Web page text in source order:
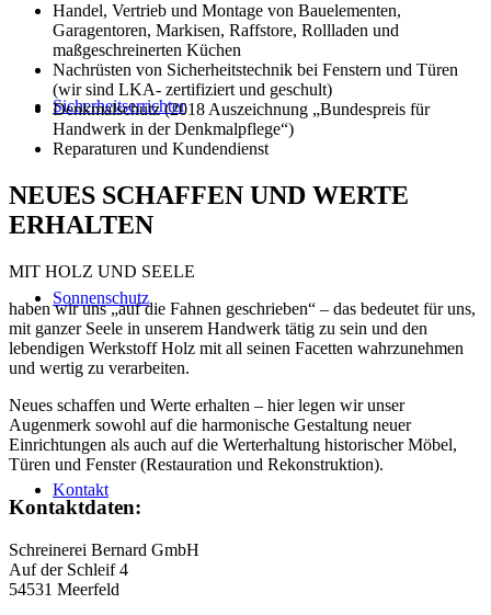
Sicherheitserrichter
Sonnenschutz
Kontakt
Handel, Vertrieb und Montage von Bauelementen,
Garagentoren, Markisen, Raffstore, Rollladen und
maßgeschreinerten Küchen
Nachrüsten von Sicherheitstechnik bei Fenstern und Türen
(wir sind LKA- zertifiziert und geschult)
Denkmalschutz (2018 Auszeichnung „Bundespreis für
Handwerk in der Denkmalpflege“)
Reparaturen und Kundendienst
NEUES SCHAFFEN UND WERTE
ERHALTEN
MIT HOLZ UND SEELE
haben wir uns „auf die Fahnen geschrieben“ – das bedeutet für uns,
mit ganzer Seele in unserem Handwerk tätig zu sein und den
lebendigen Werkstoff Holz mit all seinen Facetten wahrzunehmen
und wertig zu verarbeiten.
Neues schaffen und Werte erhalten – hier legen wir unser
Augenmerk sowohl auf die harmonische Gestaltung neuer
Einrichtungen als auch auf die Werterhaltung historischer Möbel,
Türen und Fenster (Restauration und Rekonstruktion).
Kontaktdaten:
Schreinerei Bernard GmbH
Auf der Schleif 4
54531 Meerfeld